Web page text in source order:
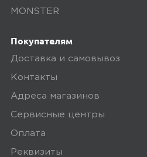
MONSTER
Покупателям
Доставка и самовывоз
Контакты
Адреса магазинов
Сервисные центры
Оплата
Реквизиты